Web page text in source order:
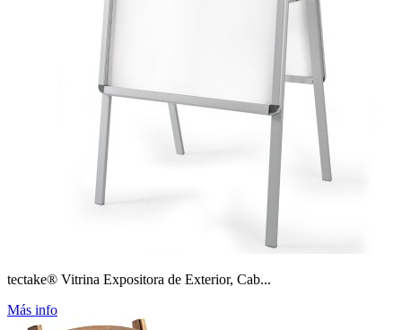
tectake® Vitrina Expositora de Exterior, Cab...
Más info